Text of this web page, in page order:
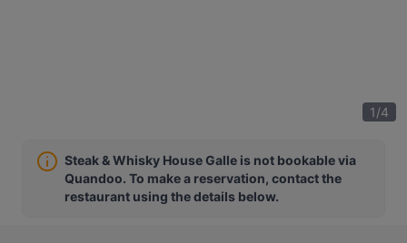
1/4
Steak & Whisky House Galle is not bookable via
Quandoo. To make a reservation, contact the
restaurant using the details below.